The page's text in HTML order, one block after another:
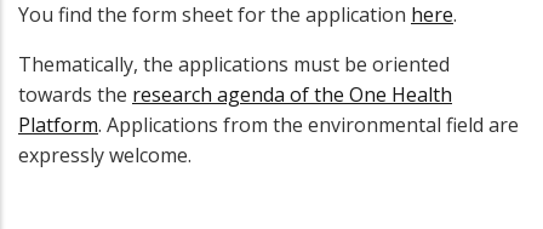
You find the form sheet for the application here.
Thematically, the applications must be oriented
towards the research agenda of the One Health
Platform. Applications from the environmental field are
expressly welcome.